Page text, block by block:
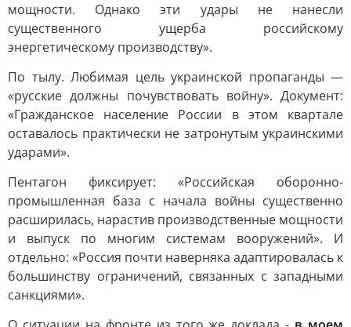
мощности. Однако эти удары не нанесли
существенного ущерба российскому
энергетическому производству».
По тылу. Любимая цель украинской пропаганды —
«русские должны почувствовать войну». Документ:
«Гражданское население России в этом квартале
оставалось практически не затронутым украинскими
ударами».
Пентагон фиксирует: «Российская оборонно-
промышленная база с начала войны существенно
расширилась, нарастив производственные мощности
и выпуск по многим системам вооружений». И
отдельно: «Россия почти наверняка адаптировалась к
большинству ограничений, связанных с западными
санкциями».